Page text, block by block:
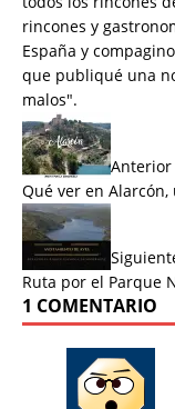
rincones y
España y
que publiqué una
malos".
Anterior
Qué ver en
Ruta por el Parque
1 COMENTARIO